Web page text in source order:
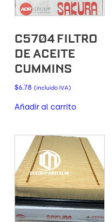
C5704 FILTRO
DE ACEITE
CUMMINS
$6.78 (incluido IVA)
Añadir al carrito